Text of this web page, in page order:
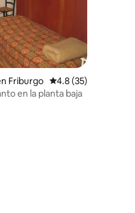
reseñas
Friburgo Calificación
4.8 (35)
en la planta baja